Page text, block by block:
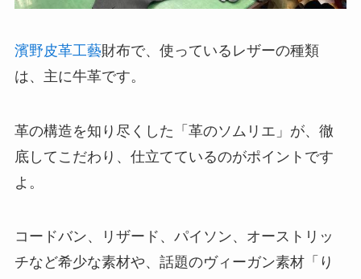
濱野皮革工藝財布で、使っているレザーの種類
は、主に牛革です。
革の構造を知り尽くした「革のソムリエ」が、徹
底してこだわり、仕立てているのがポイントです
よ。
コードバン、リザード、パイソン、オーストリッ
チなど希少な素材や、話題のヴィーガン素材「り